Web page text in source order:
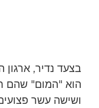
בצעד נדיר,
הוא "המום" שהם
ושישה עשר